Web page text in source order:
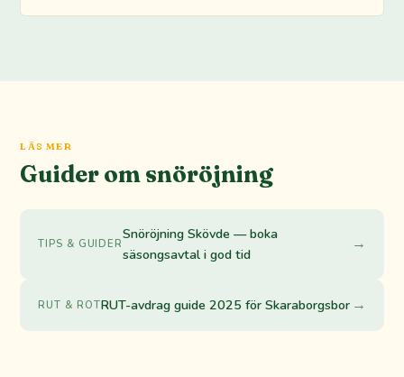
LÄS MER
Guider om snöröjning
TIPS & GUIDER
Snöröjning Skövde — boka
säsongsavtal i god tid
→
RUT & ROTRUT-avdrag guide 2025 för Skaraborgsbor →